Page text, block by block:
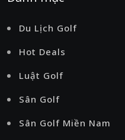
Du Lịch Golf
Hot Deals
Luật Golf
Sân Golf
Sân Golf Miền Nam